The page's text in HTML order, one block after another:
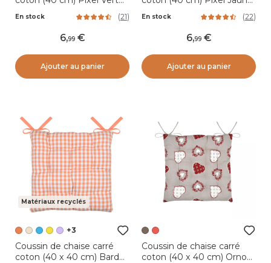
En stock (21)
6,99
Ajouter au panier
En stock (22)
6,99
Ajouter au panier
Matériaux recyclés
+3
Coussin de chaise carré
coton (40 x 40 cm) Bardot
Coussin de chaise carré
coton (40 x 40 cm) Ornon